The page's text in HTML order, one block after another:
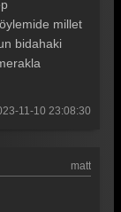
millet
bidahaki
11-10 23:08:30
matt